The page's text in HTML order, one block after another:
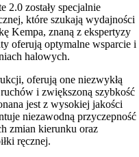
2.0 zostały specjalnie
które szukają wydajności
Kempa, znaną z ekspertyzy
oferują optymalne wsparcie i
halowych.
oferują one niezwykłą
i zwiększoną szybkość
jest z wysokiej jakości
niezawodną przyczepność
zmian kierunku oraz
ręcznej.